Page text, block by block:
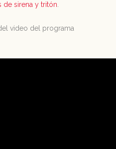
de sirena y tritón
video del programa